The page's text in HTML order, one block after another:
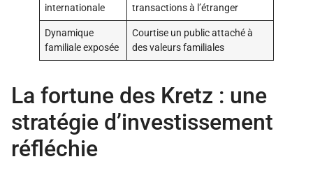
internationale
transactions à l’étranger
Dynamique
familiale exposée
Courtise un public attaché à
des valeurs familiales
La fortune des Kretz : une
stratégie d’investissement
réfléchie